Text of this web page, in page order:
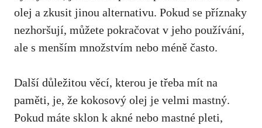
olej a zkusit jinou alternativu. Pokud ⁣se příznaky
nezhoršují, můžete pokračovat​ v jeho používání,
ale s menším množstvím nebo ⁣méně často.
Další důležitou věcí, ⁤kterou je​ třeba mít⁤ na
paměti, je, že kokosový olej je ⁣velmi mastný.
⁤Pokud máte ​sklon ⁣k akné nebo mastné pleti,